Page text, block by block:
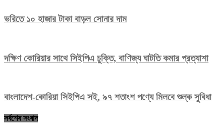
ভরিতে ১০ হাজার টাকা বাড়ল সোনার দাম
দক্ষিণ কোরিয়ার সাথে সিইপিএ চুক্তি, বাণিজ্য ঘাটতি কমার প্রত্যাশা
বাংলাদেশ-কোরিয়া সিইপিএ সই, ৯৭ শতাংশ পণ্যে মিলবে শুল্ক সুবিধা
সর্বশেষ সংবাদ